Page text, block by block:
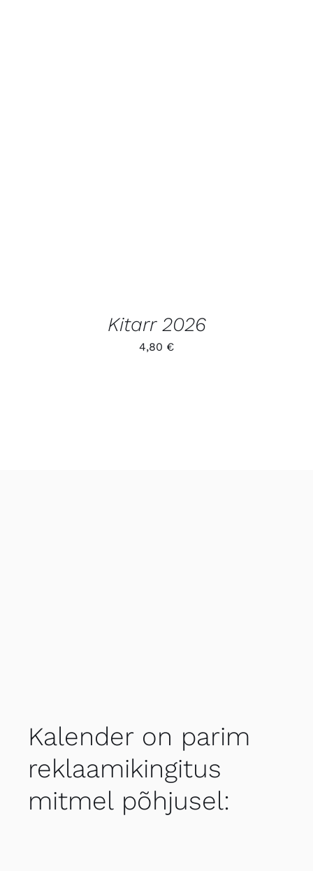
Kitarr 2026
4,80 €
Kalender on parim
reklaamikingitus
mitmel põhjusel: